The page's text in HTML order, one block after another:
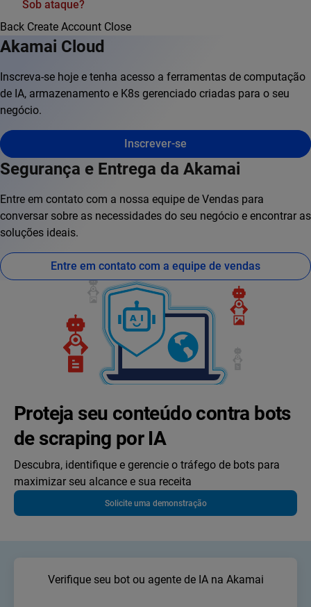
Sob ataque?
Back Create Account Close
Akamai Cloud
Inscreva-se hoje e tenha acesso a ferramentas de computação
de IA, armazenamento e K8s gerenciado criadas para o seu
negócio.
Inscrever-se
Segurança e Entrega da Akamai
Entre em contato com a nossa equipe de Vendas para
conversar sobre as necessidades do seu negócio e encontrar as
soluções ideais.
Entre em contato com a equipe de vendas
Proteja seu conteúdo contra bots
de scraping por IA
Descubra, identifique e gerencie o tráfego de bots para
maximizar seu alcance e sua receita
Solicite uma demonstração
Verifique seu bot ou agente de IA na Akamai